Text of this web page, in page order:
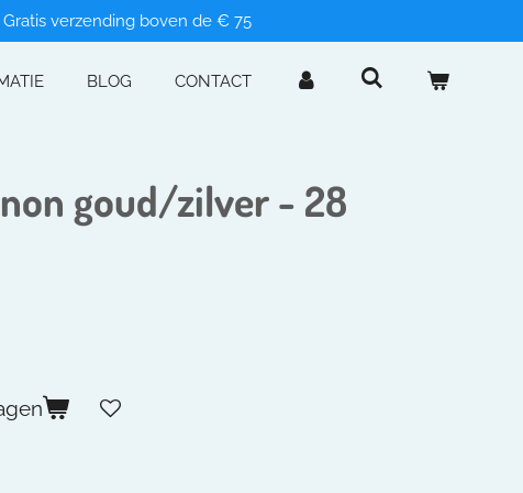
Gratis verzending boven de € 75
BLOG CONTACT
goud/zilver - 28